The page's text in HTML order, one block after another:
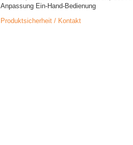
Anpassung Ein-Hand-Bedienung
Produktsicherheit / Kontakt